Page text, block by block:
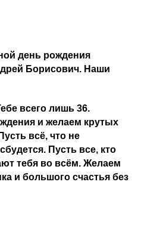
день рождения
Борисович. Наши
всего лишь 36.
и желаем крутых
всё, что не
Пусть все, кто
тебя во всём. Желаем
и большого счастья без